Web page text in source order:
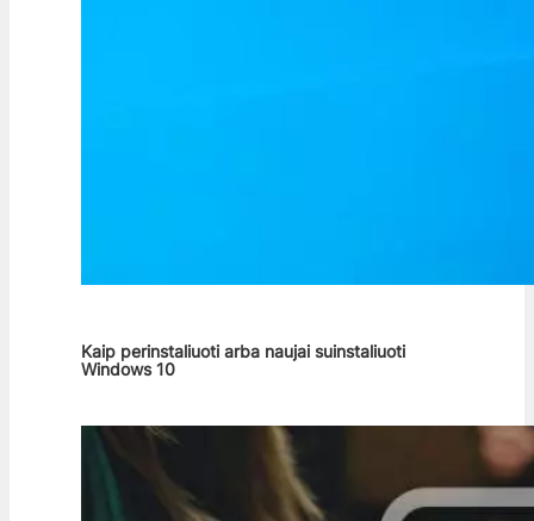
Kaip perinstaliuoti arba naujai suinstaliuoti
Windows 10